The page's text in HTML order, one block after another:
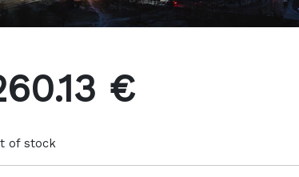
€
of stock